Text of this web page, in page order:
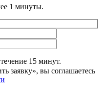
1 минуты.
15 минут.
заявку», вы соглашаетесь